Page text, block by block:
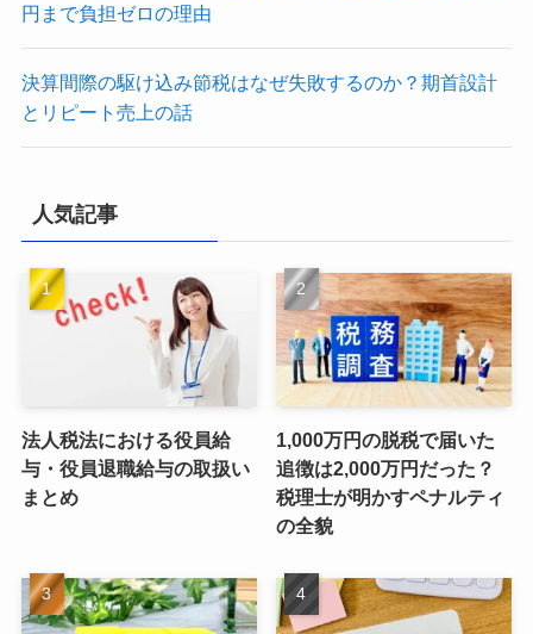
円まで負担ゼロの理由
決算間際の駆け込み節税はなぜ失敗するのか？期首設計
とリピート売上の話
人気記事
法人税法における役員給
与・役員退職給与の取扱い
まとめ
1,000万円の脱税で届いた
追徴は2,000万円だった？
税理士が明かすペナルティ
の全貌